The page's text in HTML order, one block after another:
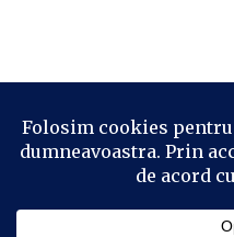
Telefon:
e-mail:
Deva,